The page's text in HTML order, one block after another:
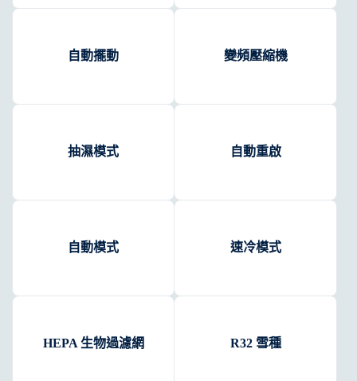
自動擺動 變頻壓縮機
抽濕模式 自動重啟
自動模式 速冷模式
HEPA 生物過濾網 R32 雪種